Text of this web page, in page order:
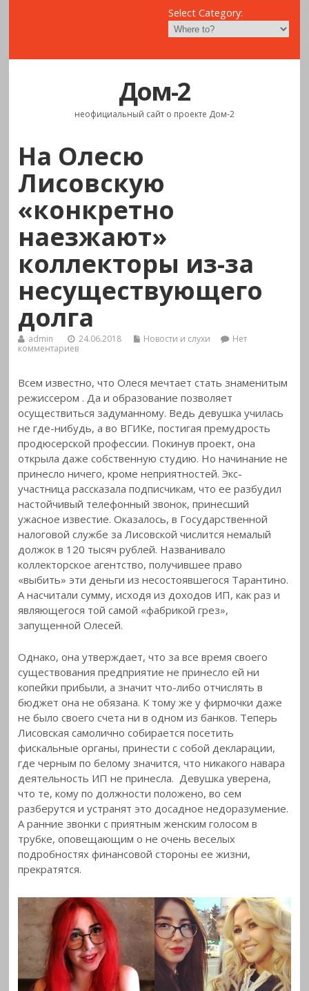
Select Category:
Дом-2
неофициальный сайт о проекте Дом-2
На Олесю
Лисовскую
«конкретно
наезжают»
коллекторы из-за
несуществующего
долга
admin 24.06.2018 Новости и слухи
Нет
комментариев
Всем известно, что Олеся мечтает стать знаменитым
режиссером . Да и образование позволяет
осуществиться задуманному. Ведь девушка училась
не где-нибудь, а во ВГИКе, постигая премудрость
продюсерской профессии. Покинув проект, она
открыла даже собственную студию. Но начинание не
принесло ничего, кроме неприятностей. Экс-
участница рассказала подписчикам, что ее разбудил
настойчивый телефонный звонок, принесший
ужасное известие. Оказалось, в Государственной
налоговой службе за Лисовской числится немалый
должок в 120 тысяч рублей. Названивало
коллекторское агентство, получившее право
«выбить» эти деньги из несостоявшегося Тарантино.
А насчитали сумму, исходя из доходов ИП, как раз и
являющегося той самой «фабрикой грез»,
запущенной Олесей.
Однако, она утверждает, что за все время своего
существования предприятие не принесло ей ни
копейки прибыли, а значит что-либо отчислять в
бюджет она не обязана. К тому же у фирмочки даже
не было своего счета ни в одном из банков. Теперь
Лисовская самолично собирается посетить
фискальные органы, принести с собой декларации,
где черным по белому значится, что никакого навара
деятельность ИП не принесла. Девушка уверена,
что те, кому по должности положено, во сем
разберутся и устранят это досадное недоразумение.
А ранние звонки с приятным женским голосом в
трубке, оповещающим о не очень веселых
подробностях финансовой стороны ее жизни,
прекратятся.